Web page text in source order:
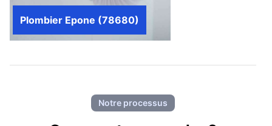
Plombier Epone (78680)
Notre processus